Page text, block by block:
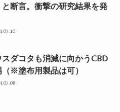
と断言。衝撃の研究結果を発
スダコタも消滅に向かうCBD
（※塗布用製品は可）